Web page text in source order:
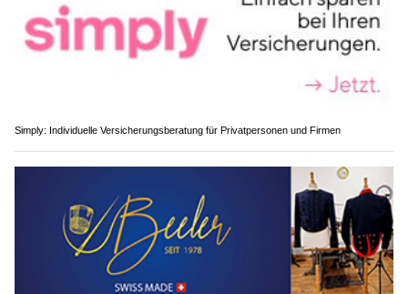
Simply: Individuelle Versicherungsberatung für Privatpersonen und Firmen